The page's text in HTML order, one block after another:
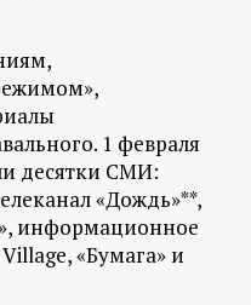
1 февраля
десятки СМИ:
«Дождь»**,
информационное
«Бумага» и